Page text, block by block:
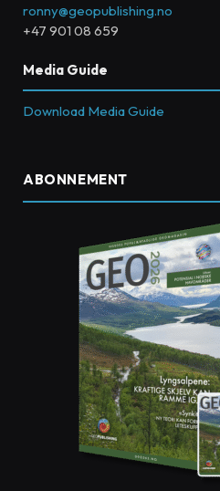
ronny@geopublishing.no
+47 901 08 659
Media Guide
Download Media Guide
ABONNEMENT